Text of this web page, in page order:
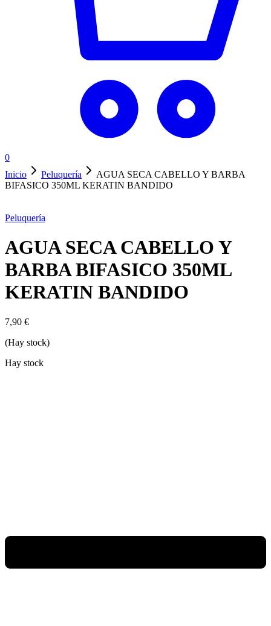
0
Inicio
Peluquería
AGUA SECA CABELLO Y BARBA
BIFASICO 350ML KERATIN BANDIDO
Peluquería
AGUA SECA CABELLO Y
BARBA BIFASICO 350ML
KERATIN BANDIDO
7,90 €
(Hay stock)
Hay stock